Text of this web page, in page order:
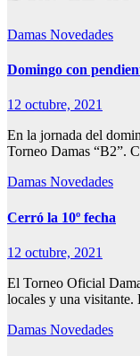
Damas Novedades
Domingo con
12 octubre, 2021
En la jornada del
Torneo Damas “B2”.
Damas Novedades
Cerró la 10º fecha
12 octubre, 2021
El Torneo Oficial
locales y una
Damas Novedades